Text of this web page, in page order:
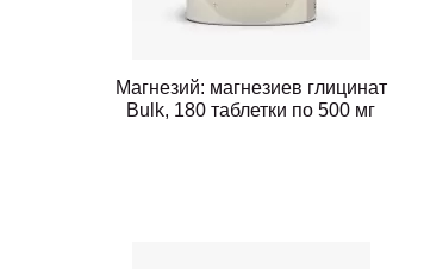
Магнезий: магнезиев глицинат
Bulk, 180 таблетки по 500 мг